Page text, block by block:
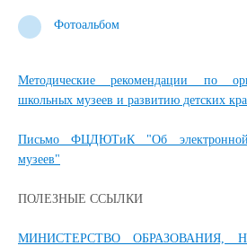
Фотоальбом
Методические рекомендации по
школьных музеев и развитию детских
Письмо ФЦДЮТиК "Об электронной
музеев"
ПОЛЕЗНЫЕ ССЫЛКИ
МИНИСТЕРСТВО